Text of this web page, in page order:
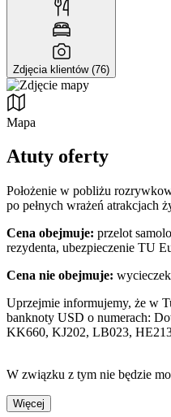
Zdjęcia klientów (76)
Mapa
Atuty oferty
Położenie w pobliżu
po pełnych wrażeń atrakcjach
Cena obejmuje: przelot
rezydenta, ubezpieczenie TU
Cena nie obejmuje:
Uprzejmie informujemy, że w
banknoty USD o numerach:
KK660, KJ202, LB023,
W związku z tym nie będzie
Więcej